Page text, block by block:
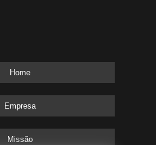
Home
Empresa
Missão